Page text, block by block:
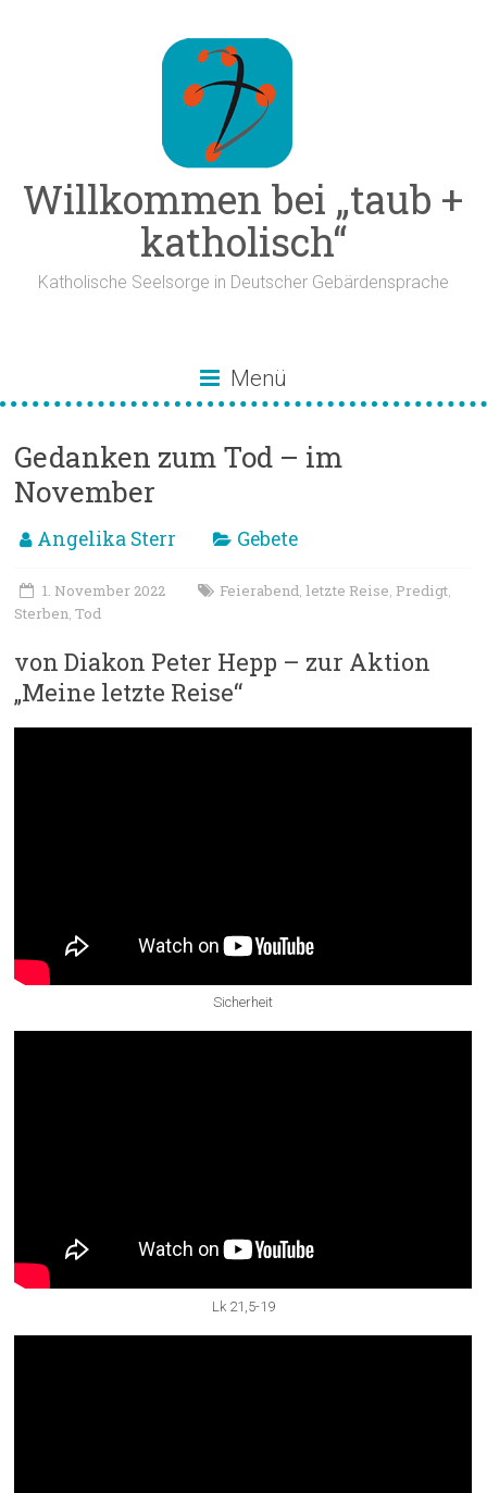
Willkommen bei „taub +
katholisch“
Katholische Seelsorge in Deutscher Gebärdensprache
Menü
Gedanken zum Tod – im
November
Angelika Sterr Gebete
1. November 2022 Feierabend, letzte Reise, Predigt,
Sterben,Tod
von Diakon Peter Hepp – zur Aktion
„Meine letzte Reise“
Sicherheit
Lk 21,5-19